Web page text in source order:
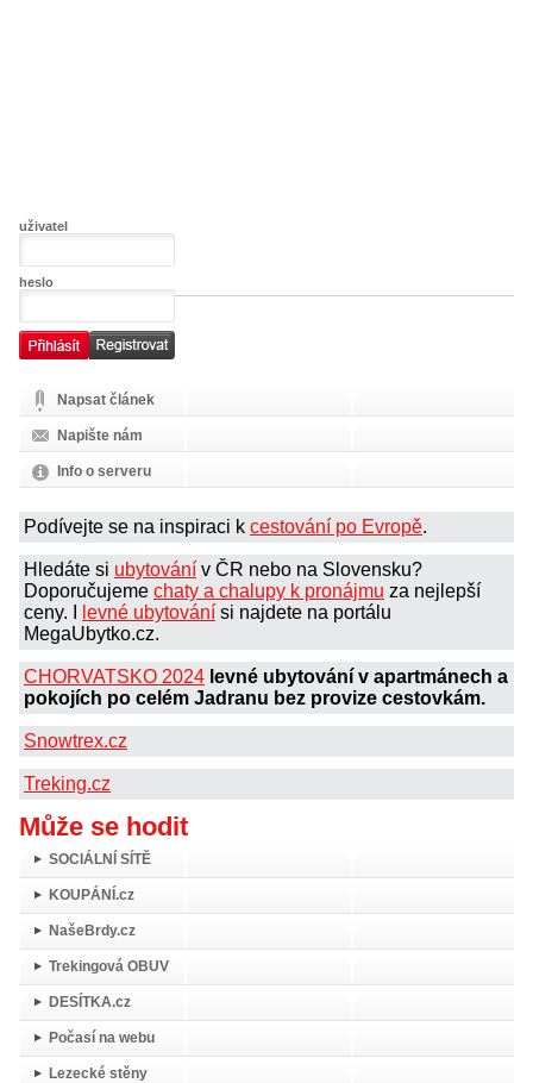
uživatel
heslo
Napsat článek
Napište nám
Info o serveru
Podívejte se na inspiraci k cestování po Evropě.
Hledáte si ubytování v ČR nebo na Slovensku?
Doporučujeme chaty a chalupy k pronájmu za nejlepší
ceny. I
levné ubytování si najdete na portálu
MegaUbytko.cz.
CHORVATSKO 2024 levné ubytování v apartmánech a
pokojích po celém Jadranu bez provize cestovkám.
Snowtrex.cz
Treking.cz
Může se hodit
SOCIÁLNÍ SÍTĚ
KOUPÁNÍ.cz
NašeBrdy.cz
Trekingová OBUV
DESÍTKA.cz
Počasí na webu
Lezecké stěny